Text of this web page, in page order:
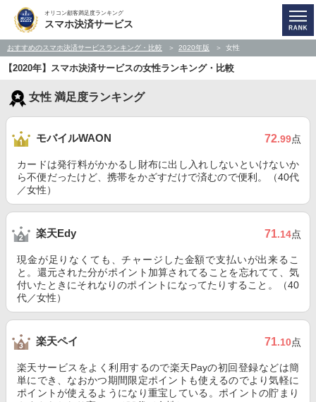
オリコン顧客満足度ランキング
スマホ決済サービス
おすすめのスマホ決済サービスランキング・比較 2020年版 女性
【2020年】スマホ決済サービスの女性ランキング・比較
女性 満足度ランキング
モバイルWAON 72.99点
カードは発行料がかかるし財布に出し入れしないといけないか
ら不便だったけど、携帯をかざすだけで済むので便利。（40代
／女性）
楽天Edy 71.14点
現金が足りなくても、チャージした金額で支払いが出来るこ
と。還元された分がポイント加算されてることを忘れてて、気
付いたときにそれなりのポイントになってたりすること。（40
代／女性）
楽天ペイ 71.10点
楽天サービスをよく利用するので楽天Payの初回登録などは簡
単にでき、なおかつ期間限定ポイントも使えるのでより気軽に
ポイントが使えるようになり重宝している。ポイントの貯まり